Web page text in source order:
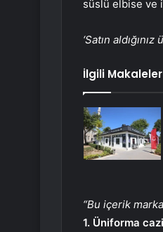
süslü elbise ve
‘Satın
İlgili Makaleler
“Bu içerik
1. Üniforma